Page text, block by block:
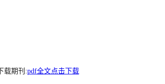
下载期刊:pdf全文点击下载